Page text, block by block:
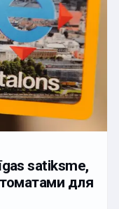
satiksme,
для